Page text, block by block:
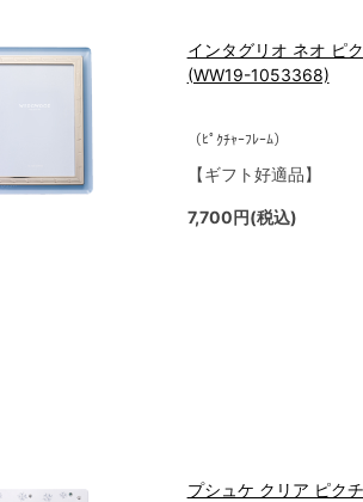
インタグリオ ネオ ピ
(WW19-1053368)
（ﾋﾟｸﾁｬｰﾌﾚｰﾑ）
【ギフト好適品】
7,700円(税込)
プシュケ クリア ピク